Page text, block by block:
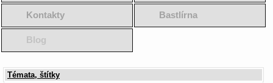
Kontakty Bastlírna
Blog
Témata, štítky